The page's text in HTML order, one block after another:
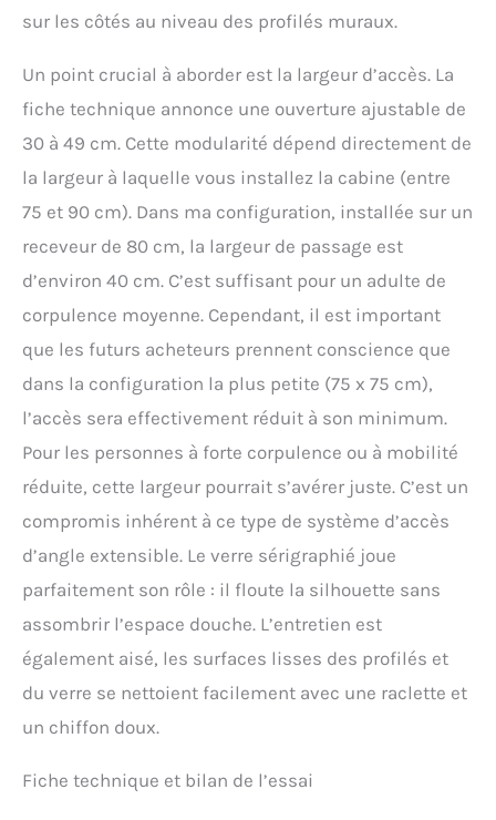
sur les côtés au niveau des profilés muraux.
Un point crucial à aborder est la largeur d’accès. La
fiche technique annonce une ouverture ajustable de
30 à 49 cm. Cette modularité dépend directement de
la largeur à laquelle vous installez la cabine (entre
75 et 90 cm). Dans ma configuration, installée sur un
receveur de 80 cm, la largeur de passage est
d’environ 40 cm. C’est suffisant pour un adulte de
corpulence moyenne. Cependant, il est important
que les futurs acheteurs prennent conscience que
dans la configuration la plus petite (75 x 75 cm),
l’accès sera effectivement réduit à son minimum.
Pour les personnes à forte corpulence ou à mobilité
réduite, cette largeur pourrait s’avérer juste. C’est un
compromis inhérent à ce type de système d’accès
d’angle extensible. Le verre sérigraphié joue
parfaitement son rôle : il floute la silhouette sans
assombrir l’espace douche. L’entretien est
également aisé, les surfaces lisses des profilés et
du verre se nettoient facilement avec une raclette et
un chiffon doux.
Fiche technique et bilan de l’essai